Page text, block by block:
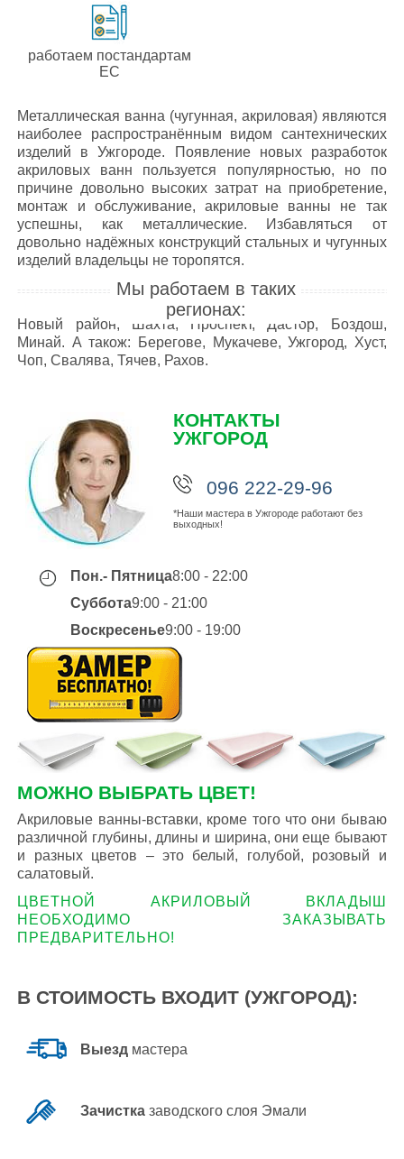
работаем постандартам
ЕС
Металлическая ванна (чугунная, акриловая) являются
наиболее распространённым видом сантехнических
изделий в Ужгороде. Появление новых разработок
акриловых ванн пользуется популярностью, но по
причине довольно высоких затрат на приобретение,
монтаж и обслуживание, акриловые ванны не так
успешны, как металлические. Избавляться от
довольно надёжных конструкций стальных и чугунных
изделий владельцы не торопятся.
Мы работаем в таких
регионах:
Новый район, Шахта, Проспект, Дастор, Боздош,
Минай. А також: Берегове, Мукачеве, Ужгород, Хуст,
Чоп, Свалява, Тячев, Рахов.
КОНТАКТЫ
УЖГОРОД
096 222-29-96
*Наши мастера в Ужгороде работают без
выходных!
Пон.- Пятница8:00 - 22:00
Суббота9:00 - 21:00
Воскресенье9:00 - 19:00
МОЖНО ВЫБРАТЬ ЦВЕТ!
Акриловые ванны-вставки, кроме того что они бываю
различной глубины, длины и ширина, они еще бывают
и разных цветов – это белый, голубой, розовый и
салатовый.
ЦВЕТНОЙ АКРИЛОВЫЙ ВКЛАДЫШ
НЕОБХОДИМО ЗАКАЗЫВАТЬ
ПРЕДВАРИТЕЛЬНО!
В СТОИМОСТЬ ВХОДИТ (УЖГОРОД):
Выезд мастера
Зачистка заводского слоя Эмали